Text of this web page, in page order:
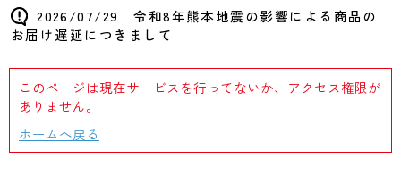
2026/07/29 令和8年熊本地震の影響による商品の
お届け遅延につきまして
このページは現在サービスを行ってないか、アクセス権限が
ありません。
ホームへ戻る